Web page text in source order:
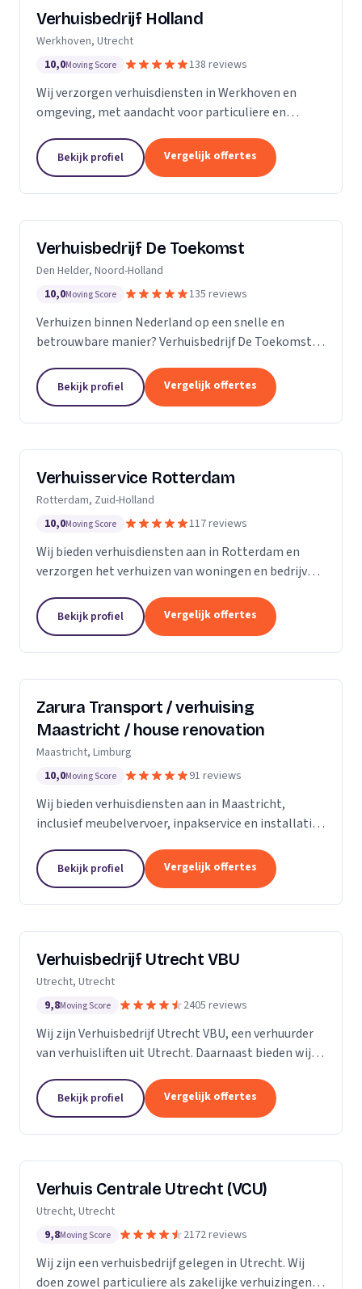
Verhuisbedrijf Holland
Werkhoven, Utrecht
10,0Moving Score 138 reviews
Wij verzorgen verhuisdiensten in Werkhoven en
omgeving, met aandacht voor particuliere en
Bekijk profiel Vergelijk offertes
Verhuisbedrijf De Toekomst
Den Helder, Noord-Holland
10,0Moving Score 135 reviews
Verhuizen binnen Nederland op een snelle en
betrouwbare manier? Verhuisbedrijf De Toekomst
worden naar de nieuwe locatie. En dat 24/7! Want of
u...
Bekijk profiel Vergelijk offertes
Verhuisservice Rotterdam
Rotterdam, Zuid-Holland
10,0Moving Score 117 reviews
Wij bieden verhuisdiensten aan in Rotterdam en
verzorgen het verhuizen van woningen en bedrijven
Bekijk profiel Vergelijk offertes
Zarura Transport / verhuising
Maastricht / house renovation
Maastricht, Limburg
10,0Moving Score 91 reviews
Wij bieden verhuisdiensten aan in Maastricht,
inclusief meubelvervoer, inpakservice en installatie
Bekijk profiel Vergelijk offertes
Verhuisbedrijf Utrecht VBU
Utrecht, Utrecht
9,8Moving Score 2405 reviews
Wij zijn Verhuisbedrijf Utrecht VBU, een verhuurder
van verhuisliften uit Utrecht. Daarnaast bieden wij
Bekijk profiel Vergelijk offertes
Verhuis Centrale Utrecht (VCU)
Utrecht, Utrecht
9,8Moving Score 2172 reviews
Wij zijn een verhuisbedrijf gelegen in Utrecht. Wij
doen zowel particuliere als zakelijke verhuizingen.